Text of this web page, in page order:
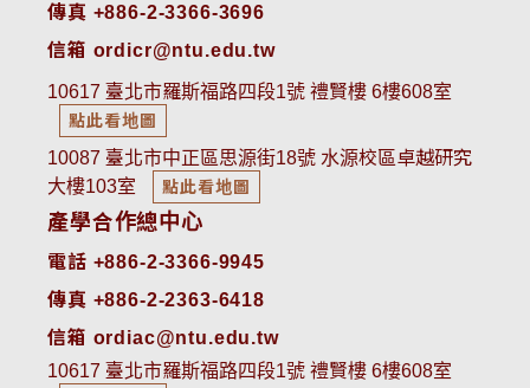
傳真 +886-2-3366-3696
信箱 ordicr@ntu.edu.tw
10617 臺北市羅斯福路四段1號 禮賢樓 6樓608室
點此看地圖
10087 臺北市中正區思源街18號 水源校區卓越研究
大樓103室
點此看地圖
產學合作總中心
電話 +886-2-3366-9945
傳真 +886-2-2363-6418
信箱 ordiac@ntu.edu.tw
10617 臺北市羅斯福路四段1號 禮賢樓 6樓608室